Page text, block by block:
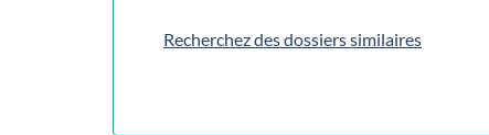
Recherchez des dossiers similaires